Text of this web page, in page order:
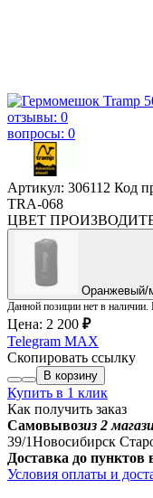
отзывы: 0
вопросы: 0
Артикул: 306112 Код
TRA-068
ЦВЕТ
Оранжевый/
Данной позиции нет в наличии.
Цена: 2 200 ₽
Telegram MAX
Скопировать ссылку
В корзину
Купить в 1 клик
Как получить заказ
Самовывозиз 2
39/1Новосибирск
Доставка до
Условия оплаты и